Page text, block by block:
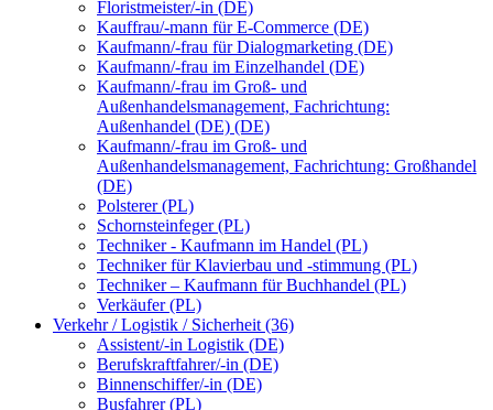
Floristmeister/-in (DE)
Kauffrau/-mann für E-Commerce (DE)
Kaufmann/-frau für Dialogmarketing (DE)
Kaufmann/-frau im Einzelhandel (DE)
Kaufmann/-frau im Groß- und
Außenhandelsmanagement, Fachrichtung:
Außenhandel (DE) (DE)
Kaufmann/-frau im Groß- und
Außenhandelsmanagement, Fachrichtung: Großhandel
(DE)
Polsterer (PL)
Schornsteinfeger (PL)
Techniker - Kaufmann im Handel (PL)
Techniker für Klavierbau und -stimmung (PL)
Techniker – Kaufmann für Buchhandel (PL)
Verkäufer (PL)
Verkehr / Logistik / Sicherheit (36)
Assistent/-in Logistik (DE)
Berufskraftfahrer/-in (DE)
Binnenschiffer/-in (DE)
Busfahrer (PL)